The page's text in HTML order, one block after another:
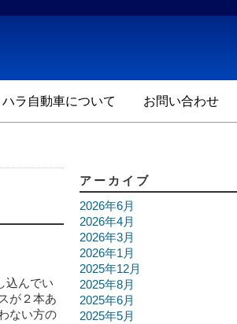
ハラ自動車について お問い合わせ
込んでい
が２本あ
ない方の
アーカイブ
2026年6月
2026年4月
2026年3月
2026年1月
2025年12月
2025年8月
2025年6月
2025年5月